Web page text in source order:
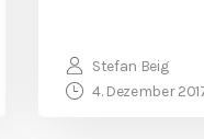
Stefan Beig
4. Dezember